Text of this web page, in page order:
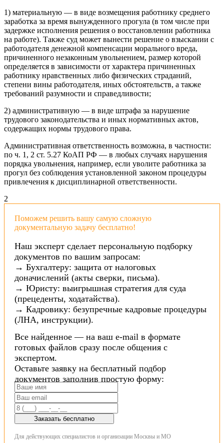
1) материальную — в виде возмещения работнику среднего
заработка за время вынужденного прогула (в том числе при
задержке исполнения решения о восстановлении работника
на работе). Также суд может вынести решение о взыскании с
работодателя денежной компенсации морального вреда,
причиненного незаконным увольнением, размер которой
определяется в зависимости от характера причиненных
работнику нравственных либо физических страданий,
степени вины работодателя, иных обстоятельств, а также
требований разумности и справедливости;
2) административную — в виде штрафа за нарушение
трудового законодательства и иных нормативных актов,
содержащих нормы трудового права.
Административная ответственность возможна, в частности:
по ч. 1, 2 ст. 5.27 КоАП РФ — в любых случаях нарушения
порядка увольнения, например, если уволите работника за
прогул без соблюдения установленной законом процедуры
привлечения к дисциплинарной ответственности.
2
Поможем решить вашу самую сложную
документальную задачу бесплатно!
Наш эксперт сделает персональную подборку
документов по вашим запросам:
→ Бухгалтеру: защита от налоговых
доначислений (акты сверки, письма).
→ Юристу: выигрышная стратегия для суда
(прецеденты, ходатайства).
→ Кадровику: безупречные кадровые процедуры
(ЛНА, инструкции).
Все найденное — на ваш e-mail в формате
готовых файлов сразу после общения с
экспертом.
Оставьте заявку на бесплатный подбор
документов заполнив простую форму:
Заказать бесплатно
Для действующих специалистов и организации Москвы и МО